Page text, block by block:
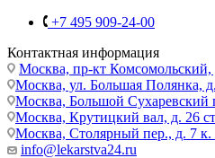
+7 495 909-24-00
Контактная информация
Москва, пр-кт Комсомольский,
Москва, ул. Большая Полянка,
Москва, Большой Сухаревский
Москва, Крутицкий вал, д. 26
Москва, Столярный пер., д. 7 к.
info@lekarstva24.ru